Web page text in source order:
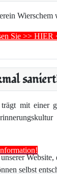
Wierschem
Sie >> HIER
mit einer
selbst